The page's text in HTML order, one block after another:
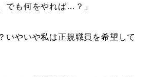
でも何をやれば…？」
いやいや私は正規職員を希望して